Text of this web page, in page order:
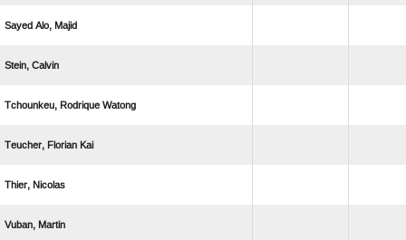
  
 
  
  
 
 